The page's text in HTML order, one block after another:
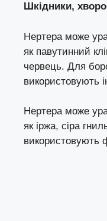
Шкідники,
Нертера може
як павутинний
червець. Для
використовують
Нертера може
як іржа, сіра
використовують